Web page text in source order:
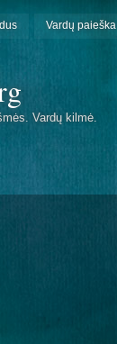
Vardų paieška
Vardų kilmė.